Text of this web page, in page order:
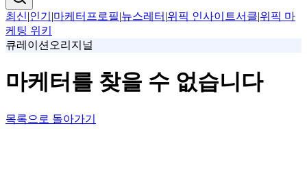
최신|인기 |마케터프로필|뉴스레터 |위픽 인사이트서클|위픽 마
케팅 위키
큐레이션 오리지널
마케터를 찾을 수 없습니다
목록으로 돌아가기